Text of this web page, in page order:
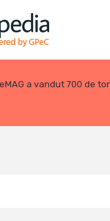
a vandut 700 de